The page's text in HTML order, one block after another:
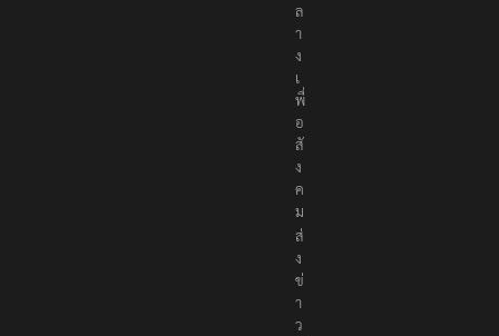
ล
า
ง
เ
พื่
อ
สั
ง
ค
ม
ส่
ง
ข่
า
ว